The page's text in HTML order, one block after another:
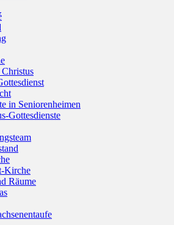
in Seniorenheimen
Gottesdienste
Kirche
Räume